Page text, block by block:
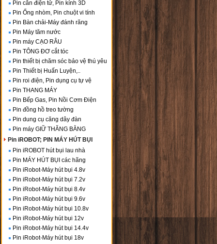
Pin cân điện tử, Pin kính 3D
Pin Ống nhòm, Pin chuột vi tính
Pin Bàn chải-Máy đánh răng
Pin Máy tăm nước
Pin máy CẠO RÂU
Pin TÔNG ĐƠ cắt tóc
Pin thiết bị chăm sóc bảo vệ thú yêu
Pin Thiết bị Huấn Luyện,..
Pin roi điện, Pin dụng cụ tự vệ
Pin THANG MÁY
Pin Bếp Gas, Pin Nồi Cơm Điện
Pin đồng hồ treo tường
Pin dung cụ căng dây đàn
Pin máy GIỮ THĂNG BẰNG
Pin iROBOT; PIN MÁY HÚT BỤI
Pin iROBOT hút bụi lau nhà
Pin MÁY HÚT BỤI các hãng
Pin iRobot-Máy hút bụi 4.8v
Pin iRobot-Máy hút bụi 7.2v
Pin iRobot-Máy hút bụi 8.4v
Pin iRobot-Máy hút bụi 9.6v
Pin iRobot-Máy hút bụi 10.8v
Pin iRobot-Máy hút bụi 12v
Pin iRobot-Máy hút bụi 14.4v
Pin iRobot-Máy hút bụi 18v